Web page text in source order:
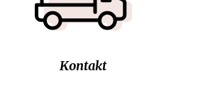
Kontakt